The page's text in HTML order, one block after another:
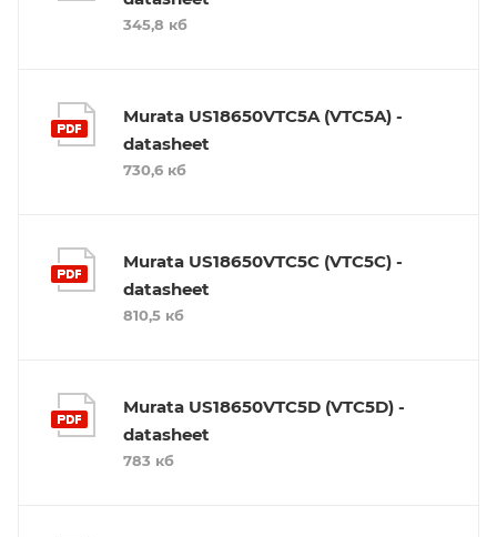
345,8 кб
Murata US18650VTC5A (VTC5A) -
datasheet
730,6 кб
Murata US18650VTC5C (VTC5C) -
datasheet
810,5 кб
Murata US18650VTC5D (VTC5D) -
datasheet
783 кб